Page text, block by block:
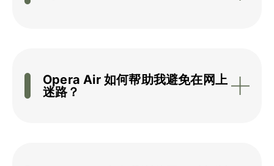
Opera Air 如何帮助我避免在网上
迷路？